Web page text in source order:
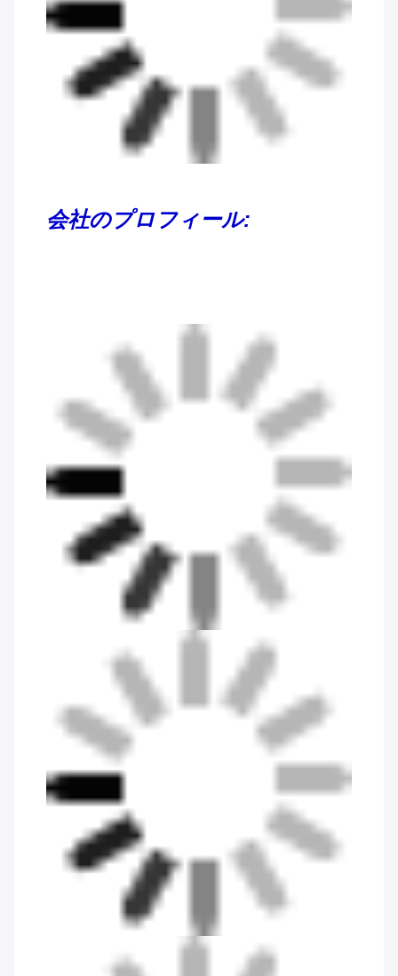
会社のプロフィール: